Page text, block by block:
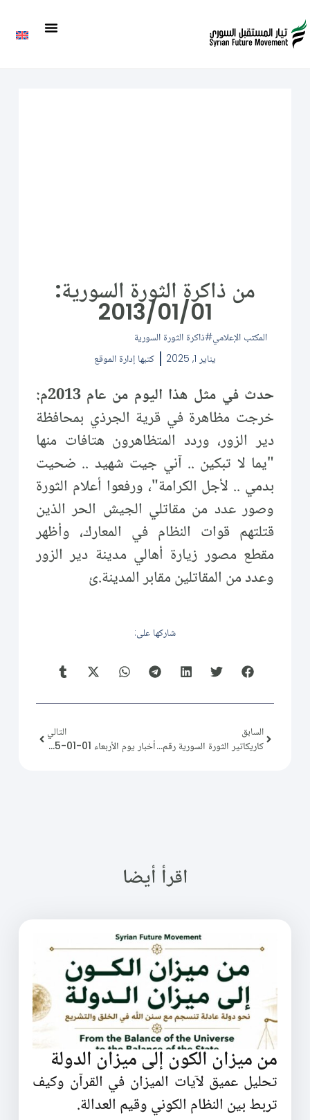
من ذاكرة الثورة السورية:
2013/01/01
المكتب الإعلامي ذاكرة الثورة السورية
يناير 1, 2025
كتبها إدارة الموقع
حدث في مثل هذا اليوم من عام 2013م:
خرجت مظاهرة في قرية الجرذي بمحافظة
دير الزور، وردد المتظاهرون هتافات منها
"يما لا تبكين .. آني جيت شهيد .. ضحيت
بدمي .. لأجل الكرامة"، ورفعوا أعلام الثورة
وصور عدد من مقاتلي الجيش الحر الذين
قتلتهم قوات النظام في المعارك، وأظهر
مقطع مصور زيارة أهالي مدينة دير الزور
وعدد من المقاتلين مقابر المدينة.ئ
شاركها على:
السابق
كاريكاتير الثورة السورية رقم (197)
التالي
أخبار يوم الأربعاء 01-01-2025
اقرأ أيضا
من ميزان الكون إلى ميزان الدولة
تحليل عميق لآيات الميزان في القرآن وكيف
تربط بين النظام الكوني وقيم العدالة.